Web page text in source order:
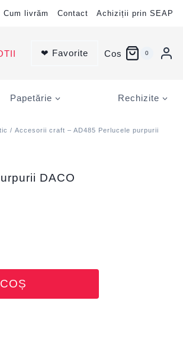
Cum livrăm Contact Achiziții prin SEAP
❤ Favorite Cos 0
Papetărie Rechizite
/ Accesorii craft – AD485 Perlucele purpurii
DACO